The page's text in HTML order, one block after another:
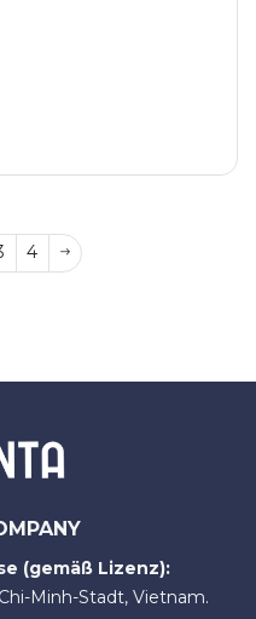
4
(gemäß Lizenz):
Minh-Stadt, Vietnam.